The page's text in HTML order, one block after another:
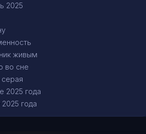
2025
живым
во сне
2025 года
года